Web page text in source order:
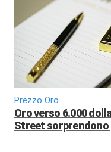
Prezzo Oro
Oro verso 6.000
Street